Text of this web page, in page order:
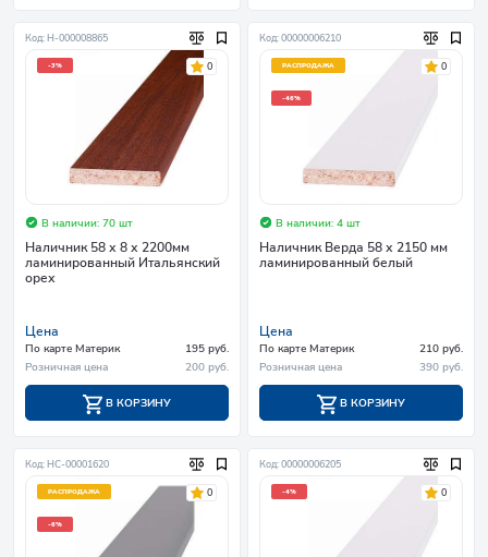
Код: Н-000008865
-3% 0
В наличии: 70 шт
Наличник 58 х 8 х 2200мм
ламинированный Итальянский
орех
Цена
По карте Материк
195 руб.
Розничная цена
200 руб.
В КОРЗИНУ
Код: 00000006210
РАСПРОДАЖА
-46%
0
В наличии: 4 шт
Наличник Верда 58 х 2150 мм
ламинированный белый
Цена
По карте Материк
210 руб.
Розничная цена
390 руб.
В КОРЗИНУ
Код: НС-00001620
РАСПРОДАЖА
-6%
0
Код: 00000006205
-4% 0